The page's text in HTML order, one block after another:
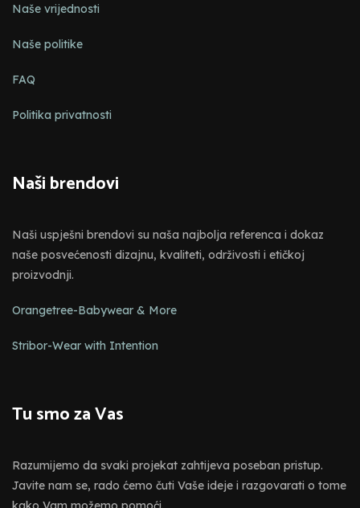
Naše vrijednosti
Naše politike
FAQ
Politika privatnosti
Naši brendovi
Naši uspješni brendovi su naša najbolja referenca i dokaz
naše posvećenosti dizajnu, kvaliteti, održivosti i etičkoj
proizvodnji.
Orangetree-Babywear & More
Stribor-Wear with Intention
Tu smo za Vas
Razumijemo da svaki projekat zahtijeva poseban pristup.
Javite nam se, rado ćemo čuti Vaše ideje i razgovarati o tome